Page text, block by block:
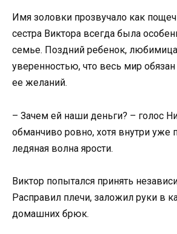
Имя золовки прозвучало как
сестра Виктора всегда была
семье. Поздний ребенок,
уверенностью, что весь мир обязан
ее желаний.
– Зачем ей наши деньги? – голос
обманчиво ровно, хотя внутри уже
ледяная волна ярости.
Виктор попытался принять
Расправил плечи, заложил руки в
домашних брюк.